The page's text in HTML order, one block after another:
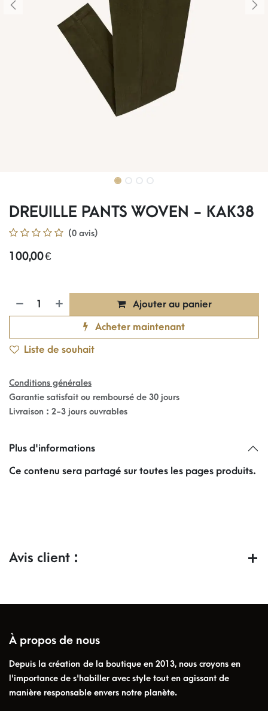
DREUILLE PANTS WOVEN - KAK38
(0 avis)
100,00€
Ajouter au panier
Acheter maintenant
Liste de souhait
Conditions générales
Garantie satisfait ou remboursé de 30 jours
Livraison : 2-3 jours ouvrables
Plus d'informations
Ce contenu sera partagé sur toutes les pages produits.
Avis client :
À propos de nous
Depuis la création de la boutique en 2013, nous croyons en
l'importance de s'habiller avec style tout en agissant de
manière responsable envers notre planète.